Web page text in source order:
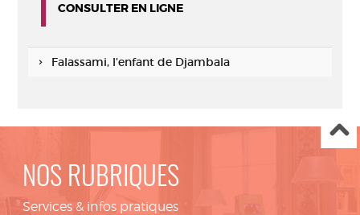
CONSULTER EN LIGNE
Falassami, l’enfant de Djambala
NOS RUBRIQUES
Services & infos pratiques